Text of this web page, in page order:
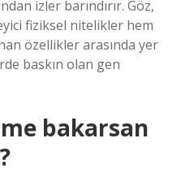
izler barındırır. Göz,
fiziksel nitelikler hem
özellikler arasında yer
baskın olan gen
bakarsan